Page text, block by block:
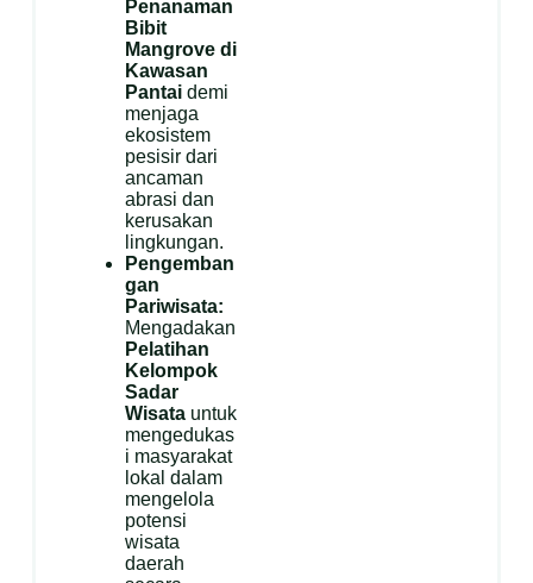
Penanaman
Bibit
Mangrove di
Kawasan
Pantaidemi
menjaga
ekosistem
pesisir dari
ancaman
abrasi dan
kerusakan
lingkungan.
Pengemban
gan
Pariwisata:
Mengadakan
Pelatihan
Kelompok
Sadar
Wisatauntuk
mengedukas
i masyarakat
lokal dalam
mengelola
potensi
wisata
daerah